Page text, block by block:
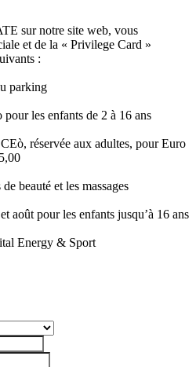
sur notre site web, vous
et de la « Privilege Card »
:
parking
les enfants de 2 à 16 ans
réservée aux adultes, pour Euro
beauté et les massages
août pour les enfants jusqu’à 16 ans
Energy & Sport